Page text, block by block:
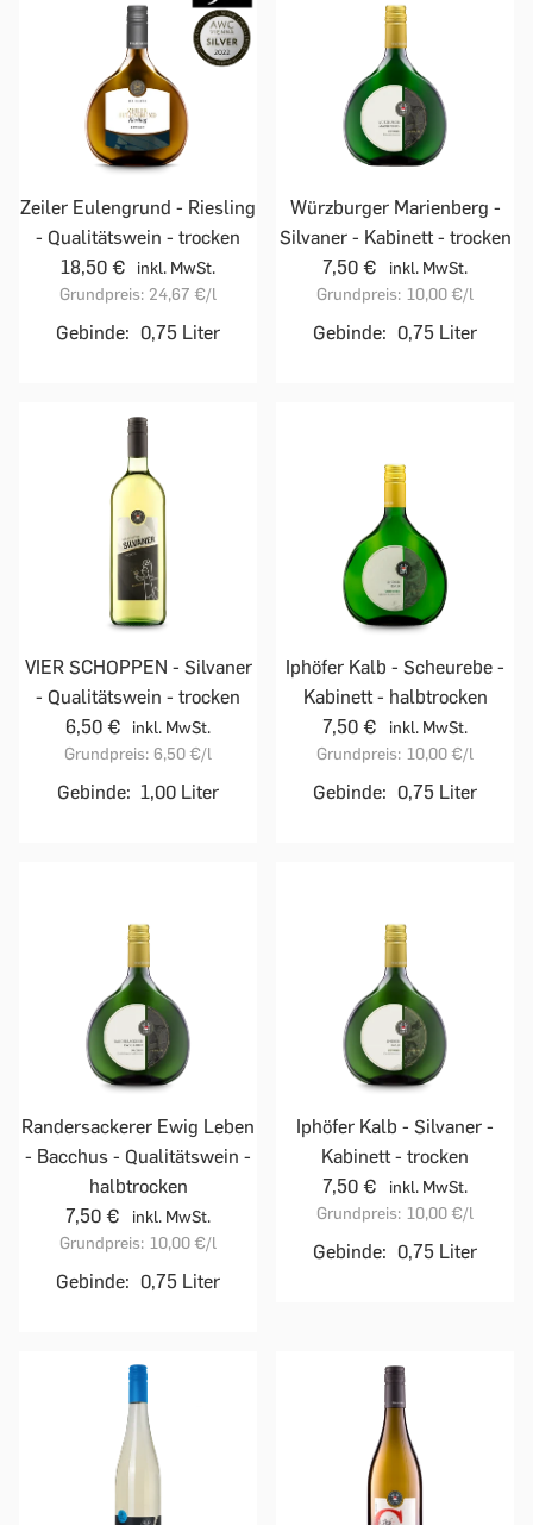
Zeiler Eulengrund - Riesling
- Qualitätswein - trocken
18,50 €
inkl. MwSt.
Grundpreis: 24,67 €/l
Gebinde: 0,75 Liter
Würzburger Marienberg -
Silvaner - Kabinett - trocken
7,50 €
inkl. MwSt.
Grundpreis: 10,00 €/l
Gebinde: 0,75 Liter
VIER SCHOPPEN - Silvaner
- Qualitätswein - trocken
6,50 €
inkl. MwSt.
Grundpreis: 6,50 €/l
Gebinde: 1,00 Liter
Iphöfer Kalb - Scheurebe -
Kabinett - halbtrocken
7,50 €
inkl. MwSt.
Grundpreis: 10,00 €/l
Gebinde: 0,75 Liter
Randersackerer Ewig Leben
- Bacchus - Qualitätswein -
halbtrocken
7,50 €
inkl. MwSt.
Grundpreis: 10,00 €/l
Gebinde: 0,75 Liter
Iphöfer Kalb - Silvaner -
Kabinett - trocken
7,50 €
inkl. MwSt.
Grundpreis: 10,00 €/l
Gebinde: 0,75 Liter